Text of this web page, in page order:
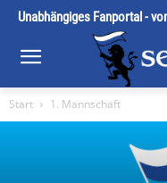
Unabhängiges Fanportal -
Start 1. Mannschaft